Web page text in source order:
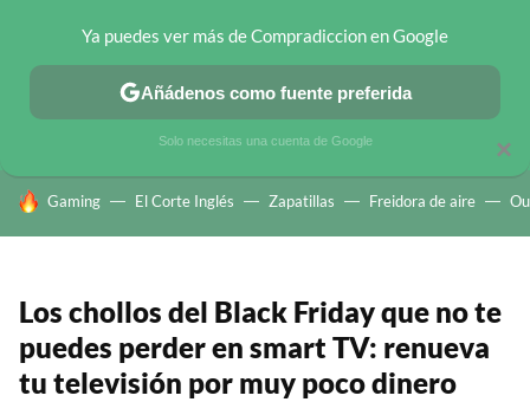
CHOLLOS TELEGRAM OFERTAS EN MÓVILES OFERTAS EN
HOY SE HABLA DE
Gaming El Corte Inglés Zapatillas Freidora de aire
Los chollos del Black Friday que no te
puedes perder en smart TV: renueva
tu televisión por muy poco dinero
×
Ya puedes ver más de Compradiccion en Google
Añádenos como fuente preferida
Solo necesitas una cuenta de Google